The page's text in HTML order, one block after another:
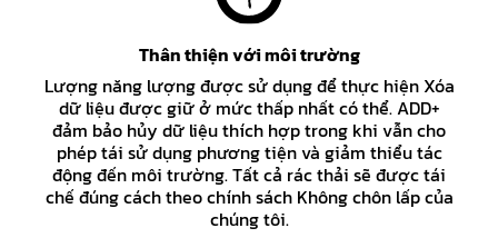
Thân thiện với môi trường
Lượng năng lượng được sử dụng để thực hiện Xóa
dữ liệu được giữ ở mức thấp nhất có thể. ADD+
đảm bảo hủy dữ liệu thích hợp trong khi vẫn cho
phép tái sử dụng phương tiện và giảm thiểu tác
động đến môi trường. Tất cả rác thải sẽ được tái
chế đúng cách theo chính sách Không chôn lấp của
chúng tôi.